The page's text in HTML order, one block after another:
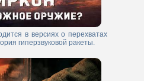
в версиях о перехватах
гиперзвуковой ракеты.